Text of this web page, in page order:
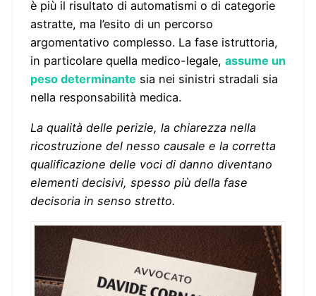
è più il risultato di automatismi o di categorie
astratte, ma l’esito di un percorso
argomentativo complesso. La fase istruttoria,
in particolare quella medico-legale, assume un
peso determinante sia nei sinistri stradali sia
nella responsabilità medica.
La qualità delle perizie, la chiarezza nella
ricostruzione del nesso causale e la corretta
qualificazione delle voci di danno diventano
elementi decisivi, spesso più della fase
decisoria in senso stretto.